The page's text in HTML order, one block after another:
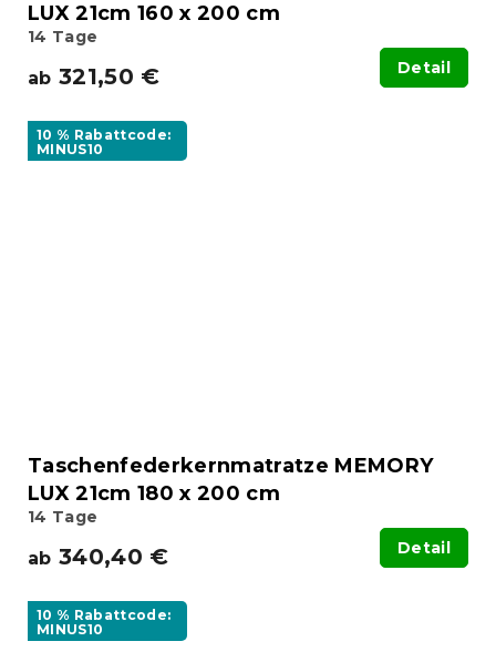
LUX 21cm 160 x 200 cm
14 Tage
ab 321,50 € Detail
10 % Rabattcode:
MINUS10
Taschenfederkernmatratze MEMORY
LUX 21cm 180 x 200 cm
14 Tage
ab 340,40 € Detail
10 % Rabattcode:
MINUS10